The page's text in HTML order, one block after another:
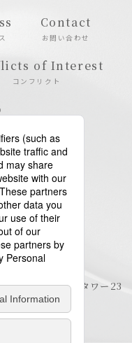
Contact
お問い合わせ
of Interest
コンフリクト
本木ヒルズ森タワー23
（特許・商標）